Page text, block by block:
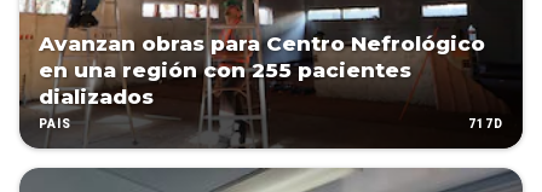
Avanzan obras para Centro Nefrológico
en una región con 255 pacientes
dializados
PAÍS 717D